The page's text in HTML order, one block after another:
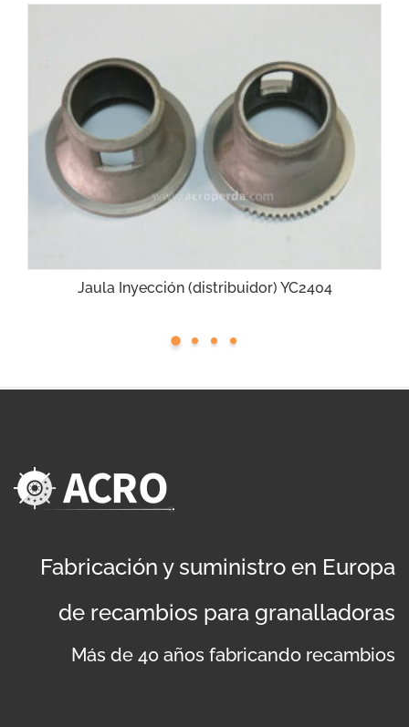
Jaula Inyección (distribuidor) YC2404
Fabricación y suministro en Europa
de recambios para granalladoras
Más de 40 años fabricando recambios